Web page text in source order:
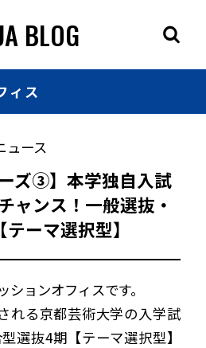
BLOG
ィス
ュース
ズ③】本学独自入試
ャンス！一般選抜・
ーマ選択型】
ョンオフィスです。
れる京都芸術大学の入学試
選抜4期【テーマ選択型】